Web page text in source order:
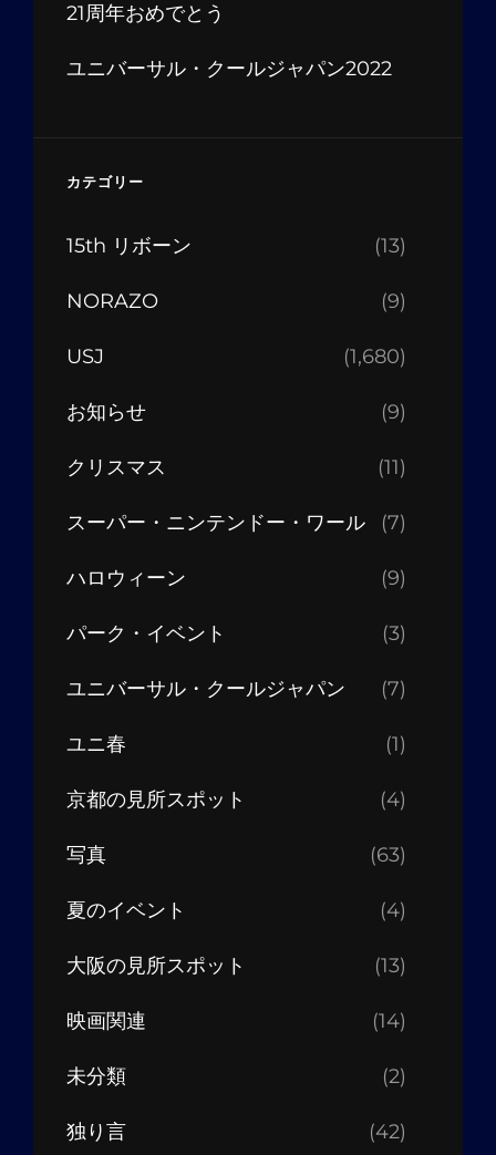
21周年おめでとう
ユニバーサル・クールジャパン2022
カテゴリー
15th リボーン (13)
NORAZO (9)
USJ (1,680)
お知らせ (9)
クリスマス (11)
スーパー・ニンテンドー・ワール (7)
ハロウィーン (9)
パーク・イベント (3)
ユニバーサル・クールジャパン (7)
ユニ春 (1)
京都の見所スポット (4)
写真 (63)
夏のイベント (4)
大阪の見所スポット (13)
映画関連 (14)
未分類 (2)
独り言 (42)